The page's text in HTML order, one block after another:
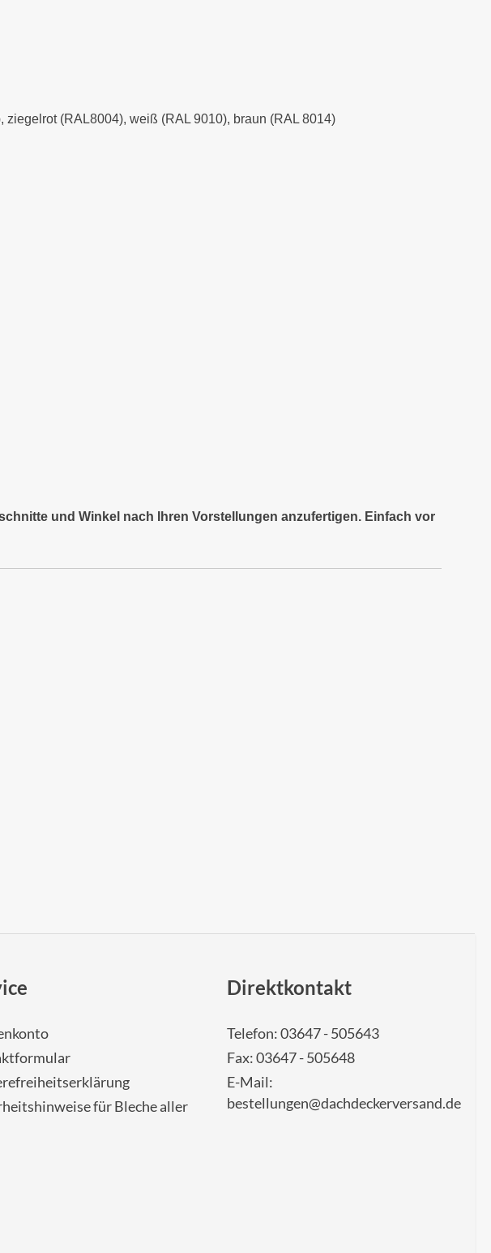
ziegelrot (RAL8004), weiß (RAL 9010), braun (RAL 8014)
und Winkel nach Ihren Vorstellungen anzufertigen. Einfach vor
für Bleche aller
Direktkontakt
Telefon: 03647 - 505643
Fax: 03647 - 505648
E-Mail:
bestellungen@dachdeckerversand.de